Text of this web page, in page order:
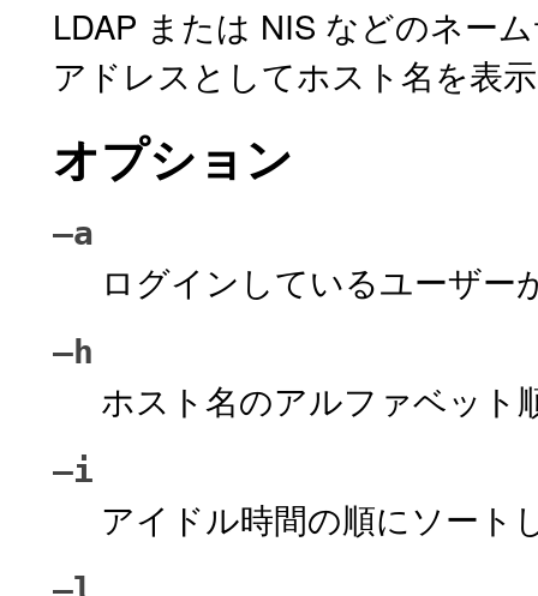
LDAP または NIS などのネー
アドレスとしてホスト名を表
オプション
–a
ログインしているユーザ
–h
ホスト名のアルファベット
–i
アイドル時間の順にソート